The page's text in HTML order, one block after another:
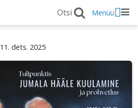
Menüü
11. dets. 2025